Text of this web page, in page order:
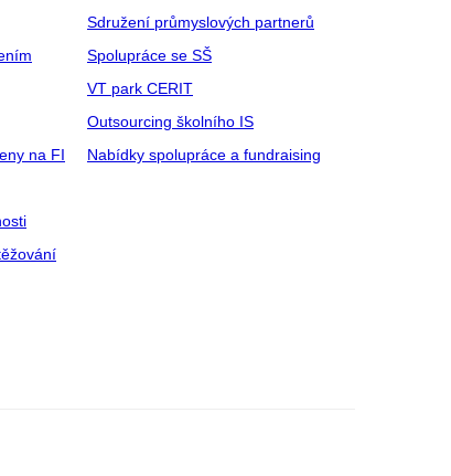
na FI
Sdružení průmyslových partnerů
Spolupráce se SŠ
VT park CERIT
Outsourcing školního IS
Nabídky spolupráce a fundraising